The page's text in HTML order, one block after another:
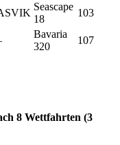
Seascape
18
103
Bavaria
320
107
8 Wettfahrten (3